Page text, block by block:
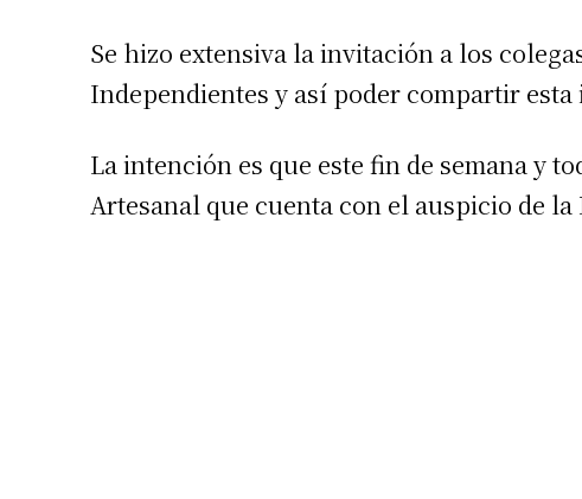
Se hizo extensiva la invitación a los
Independientes y así poder compartir
La intención es que este fin de semana y
Artesanal que cuenta con el auspicio de